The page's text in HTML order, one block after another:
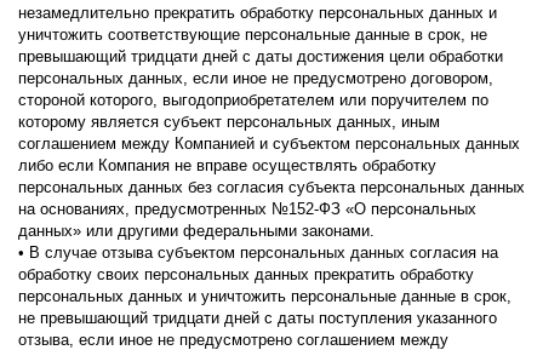
незамедлительно прекратить обработку персональных данных и
уничтожить соответствующие персональные данные в срок, не
превышающий тридцати дней с даты достижения цели обработки
персональных данных, если иное не предусмотрено договором,
стороной которого, выгодоприобретателем или поручителем по
которому является субъект персональных данных, иным
соглашением между Компанией и субъектом персональных данных
либо если Компания не вправе осуществлять обработку
персональных данных без согласия субъекта персональных данных
на основаниях, предусмотренных №152-ФЗ «О персональных
данных» или другими федеральными законами.
• В случае отзыва субъектом персональных данных согласия на
обработку своих персональных данных прекратить обработку
персональных данных и уничтожить персональные данные в срок,
не превышающий тридцати дней с даты поступления указанного
отзыва, если иное не предусмотрено соглашением между